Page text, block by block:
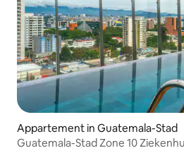
Appartement in Guatemala-Stad
Guatemala-Stad Zone 10